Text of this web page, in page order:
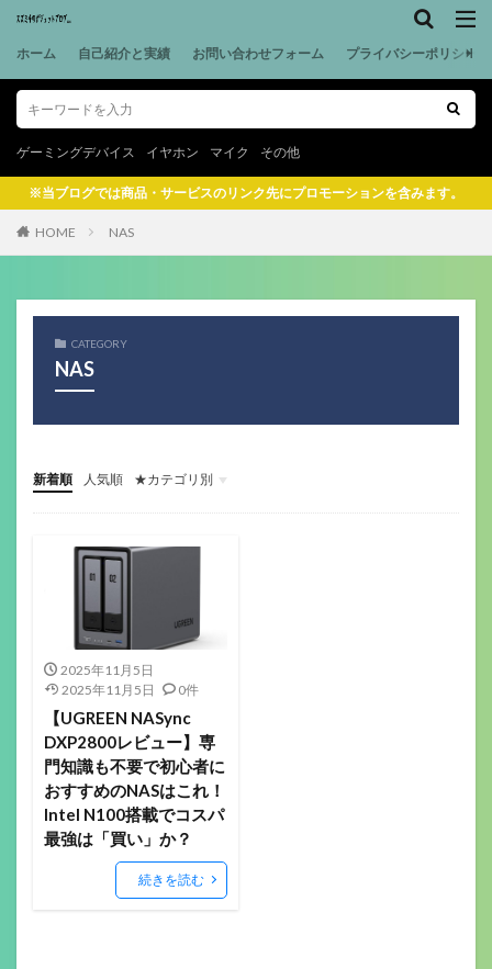
ホーム 自己紹介と実績 お問い合わせフォーム プライバシーポリシー
ゲーミングデバイス イヤホン マイク その他
※当ブログでは商品・サービスのリンク先にプロモーションを含みます。
HOME NAS
CATEGORY
NAS
新着順 人気順
★カテゴリ別
ゲーミングデバイス
ガジェット関係
その他(ガジェットや音楽）
音楽機材
マウス
キーボード
ヘッドセット
イヤホン
ゲーミングモニター
ヘッドホン
マイク
配信機材
ゲーミングパッド
ゲーミングチェア
サラウンドアンプ
マウスパッド
Webカメラ
スマートウォッチ
美容
フィットネス
ロボット掃除機
ボードゲーム
2025年11月5日
2025年11月5日
0件
【UGREEN NASync
DXP2800レビュー】専
門知識も不要で初心者に
おすすめのNASはこれ！
Intel N100搭載でコスパ
最強は「買い」か？
続きを読む